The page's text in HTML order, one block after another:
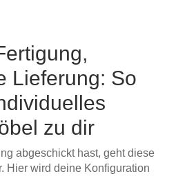
Lieferung: So
zu dir
abgeschickt hast, geht diese
Hier wird deine Konfiguration